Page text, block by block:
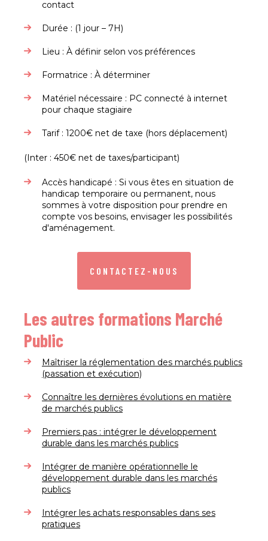
contact​
Durée : (1 jour – 7H)​
Lieu : À définir selon vos préférences​
Formatrice : À déterminer
Matériel nécessaire : PC connecté à internet
pour chaque stagiaire​
Tarif : 1200€ net de taxe (hors déplacement) ​
(Inter : 450€ net de taxes/participant)
Accès handicapé : Si vous êtes en situation de
handicap temporaire ou permanent, nous
sommes à votre disposition pour prendre en
compte vos besoins, envisager les possibilités
d'aménagement.​
CONTACTEZ-NOUS
Les autres formations Marché
Public
Maîtriser la réglementation des marchés publics
(passation et exécution)
Connaître les dernières évolutions en matière
de marchés publics
Premiers pas : intégrer le développement
durable dans les marchés publics
Intégrer de manière opérationnelle le
développement durable dans les marchés
publics
Intégrer les achats responsables dans ses
pratiques